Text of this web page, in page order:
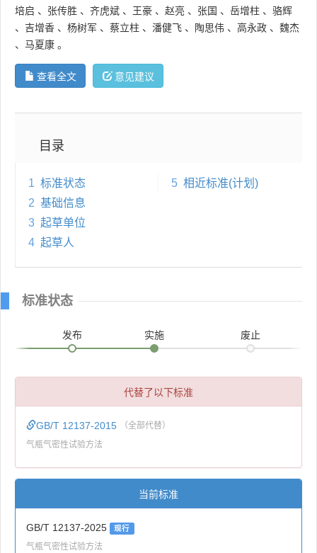
培启 、 张传胜 、 齐虎斌 、 王豪 、 赵亮 、 张国 、 岳增柱 、 骆辉
、 吉增香 、 杨树军 、 蔡立柱 、 潘健飞 、 陶思伟 、 高永政 、 魏杰
、 马夏康 。
查看全文 意见建议
目录
1 标准状态
2 基础信息
3 起草单位
4 起草人
5 相近标准(计划)
标准状态
发布 实施 废止
代替了以下标准
GB/T 12137-2015 （全部代替）
气瓶气密性试验方法
当前标准
GB/T 12137-2025 现行
气瓶气密性试验方法